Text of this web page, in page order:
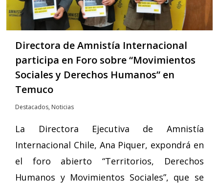
Directora de Amnistía Internacional
participa en Foro sobre “Movimientos
Sociales y Derechos Humanos” en
Temuco
Destacados, Noticias
La Directora Ejecutiva de Amnistía
Internacional Chile, Ana Piquer, expondrá en
el foro abierto “Territorios, Derechos
Humanos y Movimientos Sociales”, que se